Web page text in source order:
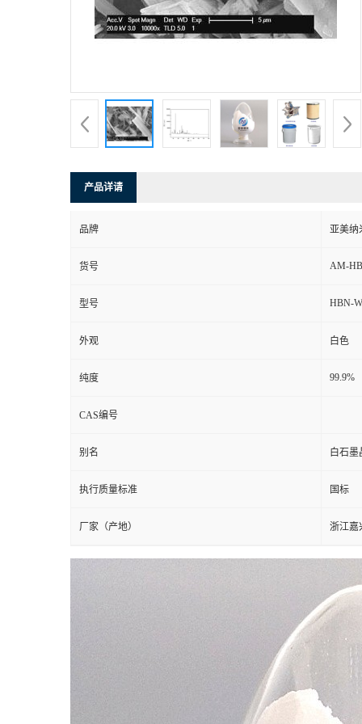
产品详请
品牌 亚美纳
货号 AM-
型号 HBN-
外观 白色
纯度 99.9%
CAS编号
别名 白石墨
执行质量标准 国标
厂家（产地） 浙江嘉